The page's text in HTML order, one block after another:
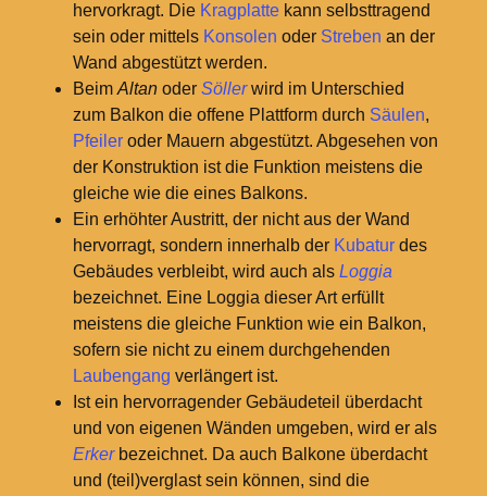
hervorkragt. Die Kragplattekann selbsttragend
sein oder mittels Konsolen oder Streben an der
Wand abgestützt werden.
Beim Altanoder Söllerwird im Unterschied
zum Balkon die offene Plattform durch Säulen,
Pfeileroder Mauern abgestützt. Abgesehen von
der Konstruktion ist die Funktion meistens die
gleiche wie die eines Balkons.
Ein erhöhter Austritt, der nicht aus der Wand
hervorragt, sondern innerhalb der Kubaturdes
Gebäudes verbleibt, wird auch als Loggia
bezeichnet. Eine Loggia dieser Art erfüllt
meistens die gleiche Funktion wie ein Balkon,
sofern sie nicht zu einem durchgehenden
Laubengang verlängert ist.
Ist ein hervorragender Gebäudeteil überdacht
und von eigenen Wänden umgeben, wird er als
Erkerbezeichnet. Da auch Balkone überdacht
und (teil)verglast sein können, sind die